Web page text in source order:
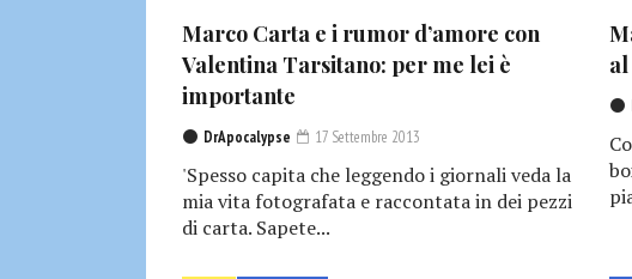
Marco Carta e i rumor d’amore con
Valentina Tarsitano: per me lei è
importante
DrApocalypse 17 Settembre 2013
'Spesso capita che leggendo i giornali veda la
mia vita fotografata e raccontata in dei pezzi
di carta. Sapete...